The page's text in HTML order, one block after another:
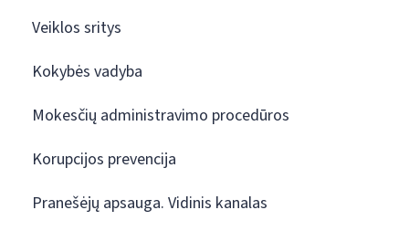
Veiklos sritys
Kokybės vadyba
Mokesčių administravimo procedūros
Korupcijos prevencija
Pranešėjų apsauga. Vidinis kanalas